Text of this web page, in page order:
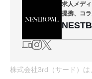
求人メデ
提携、コ
株式会社3rd（サード）